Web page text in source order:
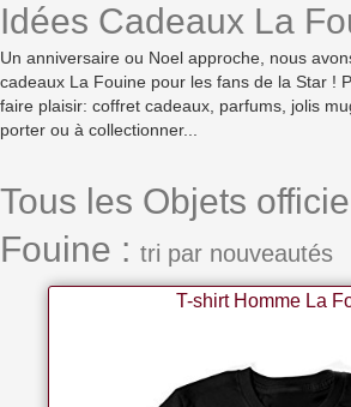
Idées Cadeaux La
Un anniversaire ou Noel approche, nous
cadeaux La Fouine pour les fans de la Star !
faire plaisir: coffret cadeaux, parfums, jolis
porter ou à collectionner...
Tous les Objets
Fouine : tri par nouveautés
T-shirt Homme La